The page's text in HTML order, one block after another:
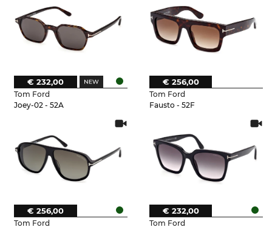
Tom Ford
Joey-02 - 52A
€ 232,00
Tom Ford
Fausto - 52F
€ 256,00
Tom Ford
€ 256,00
Tom Ford
€ 232,00